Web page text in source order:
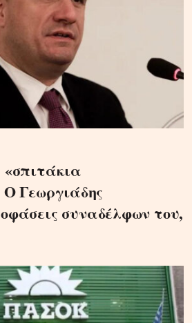
Γεωργιάδης
συναδέλφων του,